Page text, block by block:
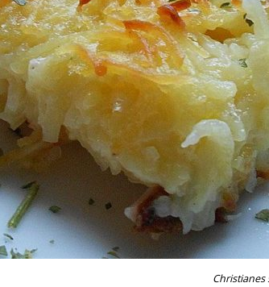
Christianes